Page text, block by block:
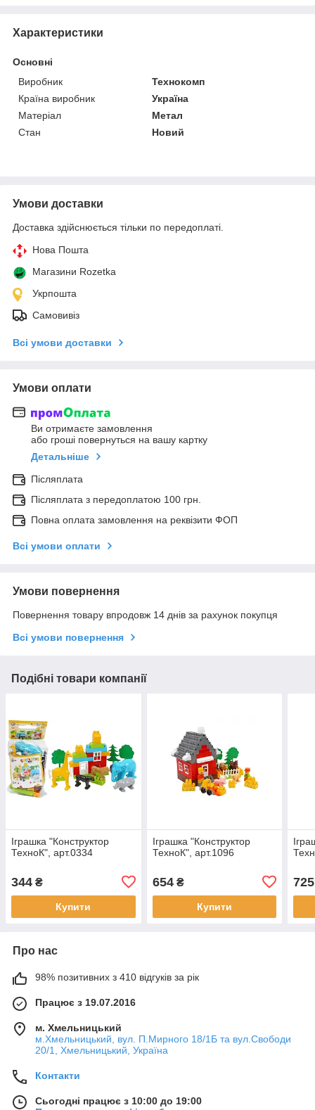
Характеристики
Основні
Виробник
Технокомп
Країна виробник
Україна
Матеріал
Метал
Стан
Новий
Умови доставки
Доставка здійснюється тільки по передоплаті.
Нова Пошта
Магазини Rozetka
Укрпошта
Самовивіз
Всі умови доставки
Умови оплати
Ви отримаєте замовлення
або гроші повернуться на вашу картку
Детальніше
Післяплата
Післяплата з передоплатою 100 грн.
Повна оплата замовлення на реквізити ФОП
Всі умови оплати
Умови повернення
Повернення товару впродовж 14 днів за рахунок покупця
Всі умови повернення
Подібні товари компанії
Іграшка "Конструктор
ТехноК", арт.0334
344 ₴
Купити
Іграшка "Конструктор
ТехноК", арт.1096
654₴
Купити
725
Про нас
98% позитивних з 410 відгуків за рік
Працює з 19.07.2016
м. Хмельницький
м.Хмельницький, вул. П.Мирного 18/1Б та вул.Свободи
20/1, Хмельницький, Україна
Контакти
Сьогодні працює з 10:00 до 19:00